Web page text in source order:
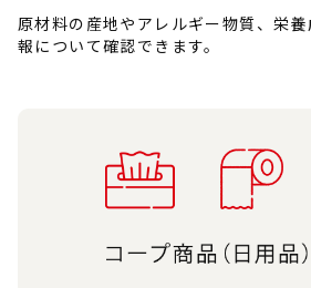
原材料の産地やアレルギー物質、栄
報について確認できます。